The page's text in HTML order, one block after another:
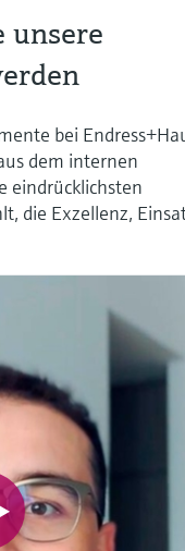
unsere
bei
dem internen
eindrücklichsten
die Exzellenz,